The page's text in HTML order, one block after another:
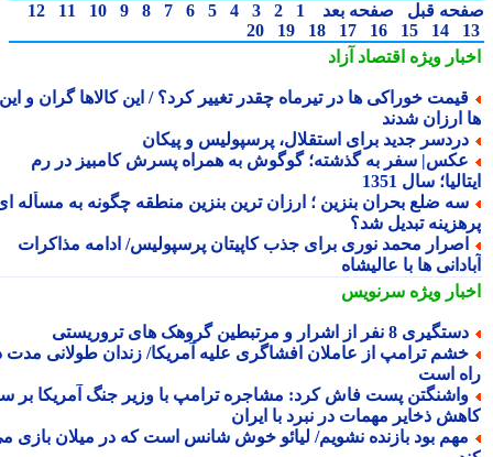
قبل صفحه بعد 1
2
3
4
5
6
7
8
9
10
11
12
14
15
16
17
18
19
20
ویژهاقتصاد آزاد
خوراکی ها در تیرماه چقدر تغییر کرد؟ / این کالاها گران و این
ارزان شدند
جدید برای استقلال، پرسپولیس و پیکان
سفر به گذشته؛ گوگوش به همراه پسرش کامبیز در رم
سال 1351
ضلع بحران بنزین ؛ ارزان ترین بنزین منطقه چگونه به مسأله ای
تبدیل شد؟
محمد نوری برای جذب کاپیتان پرسپولیس/ ادامه مذاکرات
ها با عالیشاه
ویژهسرنویس
8 نفر از اشرار و مرتبطین گروهک های تروریستی
ترامپ از عاملان افشاگری علیه آمریکا/ زندان طولانی مدت در
است
پست فاش کرد: مشاجره ترامپ با وزیر جنگ آمریکا بر سر
ذخایر مهمات در نبرد با ایران
بود بازنده نشویم/ لیائو خوش شانس است که در میلان بازی می